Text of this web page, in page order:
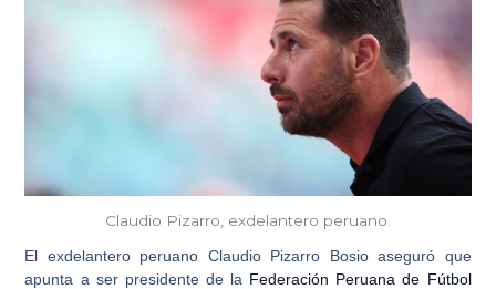
Claudio Pizarro, exdelantero peruano.
El exdelantero peruano Claudio Pizarro Bosioaseguró que
apunta a ser presidente de la Federación Peruana de Fútbol